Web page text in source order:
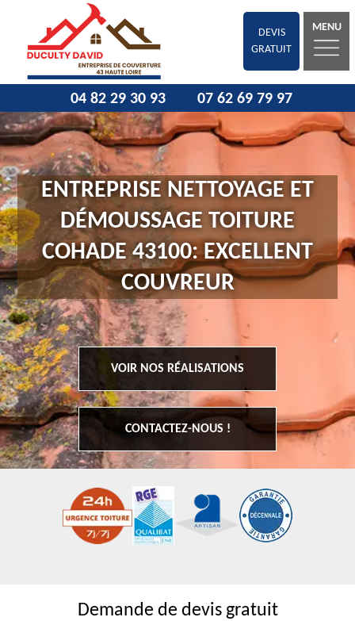
DEVIS
GRATUIT
MENU
04 82 29 30 93 07 62 69 79 97
ENTREPRISE NETTOYAGE ET
DÉMOUSSAGE TOITURE
COHADE 43100: EXCELLENT
COUVREUR
VOIR NOS RÉALISATIONS
CONTACTEZ-NOUS !
Demande de devis gratuit